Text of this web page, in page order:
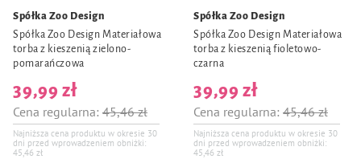
Spółka Zoo Design
Spółka Zoo Design Materiałowa
torba z kieszenią zielono-
pomarańczowa
Cena regularna: 45,46 zł
39,99 zł
Najniższa cena produktu w okresie 30
dni przed wprowadzeniem obniżki:
45,46 zł
Spółka Zoo Design
Spółka Zoo Design Materiałowa
torba z kieszenią fioletowo-
czarna
Cena regularna: 45,46 zł
39,99 zł
Najniższa cena produktu w okresie 30
dni przed wprowadzeniem obniżki:
45,46 zł